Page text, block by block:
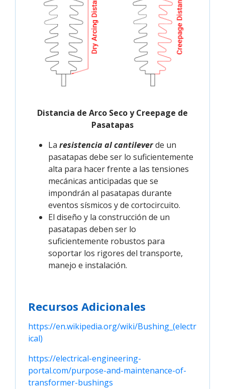
Distancia de Arco Seco y Creepage de
Pasatapas
La resistencia al cantileverde un
pasatapas debe ser lo suficientemente
alta para hacer frente a las tensiones
mecánicas anticipadas que se
impondrán al pasatapas durante
eventos sísmicos y de cortocircuito.
El diseño y la construcción de un
pasatapas deben ser lo
suficientemente robustos para
soportar los rigores del transporte,
manejo e instalación.
Recursos Adicionales
https://en.wikipedia.org/wiki/Bushing_(electr
ical)
https://electrical-engineering-
portal.com/purpose-and-maintenance-of-
transformer-bushings